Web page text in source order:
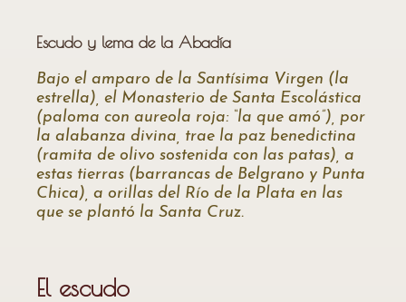
Escudo y lema de la Abadía
Bajo el amparo de la Santísima Virgen (la
estrella), el Monasterio de Santa Escolástica
(paloma con aureola roja: “la que amó”), por
la alabanza divina, trae la paz benedictina
(ramita de olivo sostenida con las patas), a
estas tierras (barrancas de Belgrano y Punta
Chica), a orillas del Río de la Plata en las
que se plantó la Santa Cruz.
El escudo